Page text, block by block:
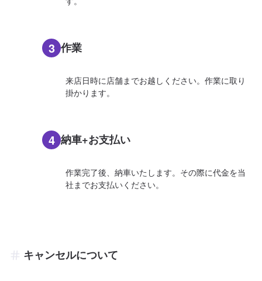
3 作業
来店日時に店舗までお越しください。作業に取り
掛かります。
4 納車+お支払い
作業完了後、納車いたします。その際に代金を当
社までお支払いください。
キャンセルについて